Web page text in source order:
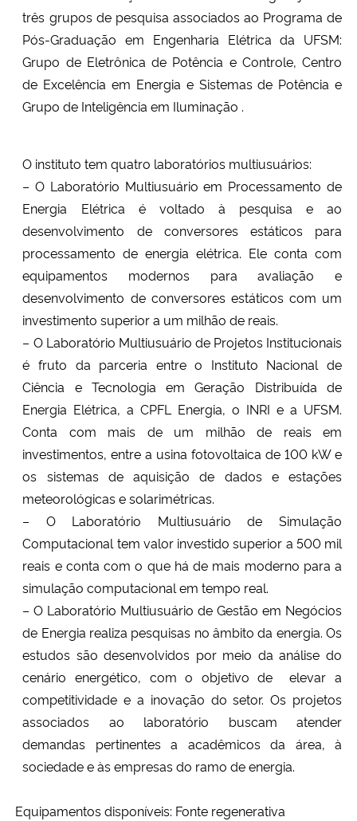
três grupos de pesquisa associados ao Programa de
Pós-Graduação em Engenharia Elétrica da UFSM:
Grupo de Eletrônica de Potência e Controle, Centro
de Excelência em Energia e Sistemas de Potência e
Grupo de Inteligência em Iluminação .
O instituto tem quatro laboratórios multiusuários:
– O Laboratório Multiusuário em Processamento de
Energia Elétrica é voltado à pesquisa e ao
desenvolvimento de conversores estáticos para
processamento de energia elétrica. Ele conta com
equipamentos modernos para avaliação e
desenvolvimento de conversores estáticos com um
investimento superior a um milhão de reais.
– O Laboratório Multiusuário de Projetos Institucionais
é fruto da parceria entre o Instituto Nacional de
Ciência e Tecnologia em Geração Distribuída de
Energia Elétrica, a CPFL Energia, o INRI e a UFSM.
Conta com mais de um milhão de reais em
investimentos, entre a usina fotovoltaica de 100 kW e
os sistemas de aquisição de dados e estações
meteorológicas e solarimétricas.
– O Laboratório Multiusuário de Simulação
Computacional tem valor investido superior a 500 mil
reais e conta com o que há de mais moderno para a
simulação computacional em tempo real.
– O Laboratório Multiusuário de Gestão em Negócios
de Energia realiza pesquisas no âmbito da energia. Os
estudos são desenvolvidos por meio da análise do
cenário energético, com o objetivo de elevar a
competitividade e a inovação do setor. Os projetos
associados ao laboratório buscam atender
demandas pertinentes a acadêmicos da área, à
sociedade e às empresas do ramo de energia.
Equipamentos disponíveis: Fonte regenerativa